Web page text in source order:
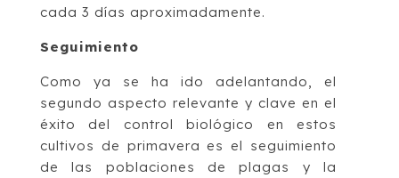
cada 3 días aproximadamente.
Seguimiento
Como ya se ha ido adelantando, el
segundo aspecto relevante y clave en el
éxito del control biológico en estos
cultivos de primavera es el seguimiento
de las poblaciones de plagas y la